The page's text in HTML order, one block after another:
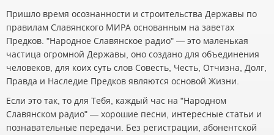
Пришло время осознанности и строительства Державы по
правилам Славянского МИРА основанным на заветах
Предков. "Народное Славянское радио" — это маленькая
частица огромной Державы, оно создано для объединения
человеков, для коих суть слов Совесть, Честь, Отчизна, Долг,
Правда и Наследие Предков являются основой Жизни.
Если это так, то для Тебя, каждый час на "Народном
Славянском радио" — хорошие песни, интересные статьи и
познавательные передачи. Без регистрации, абонентской